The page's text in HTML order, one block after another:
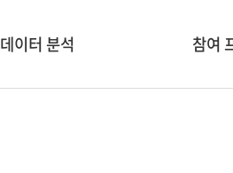
데이터 분석 참여